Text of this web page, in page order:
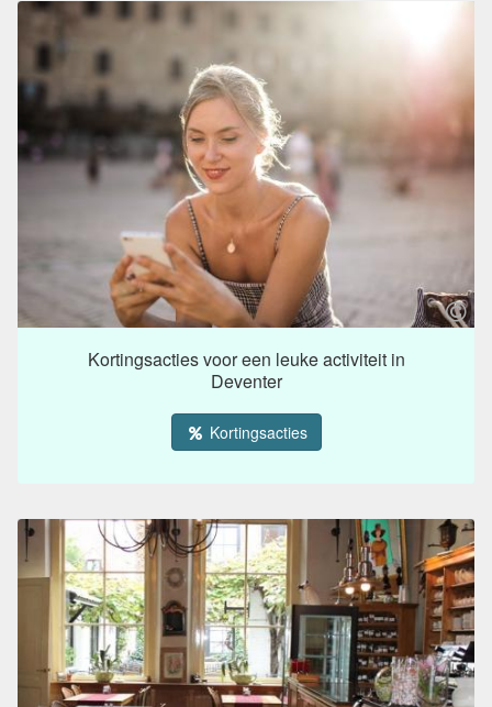
Kortingsacties voor een leuke activiteit in
Deventer
Kortingsacties